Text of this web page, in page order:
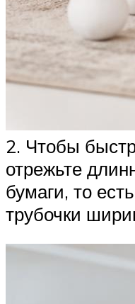
2. Чтобы
отрежьте
бумаги, то
трубочки